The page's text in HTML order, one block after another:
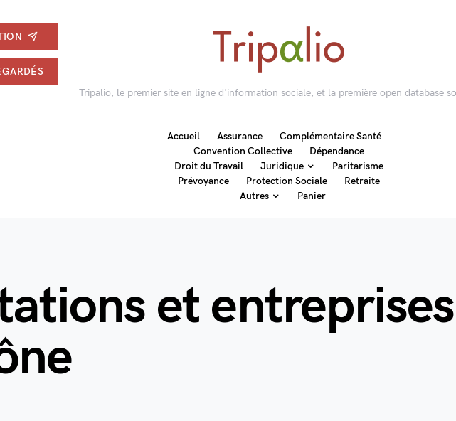
Tripalio, le premier site en ligne d'information sociale, et la première open database
Accueil Assurance
Complémentaire Santé
Convention Collective
Dépendance
Droit du Travail
Juridique
Paritarisme
Prévoyance
Protection Sociale
Retraite
Autres
Panier
et